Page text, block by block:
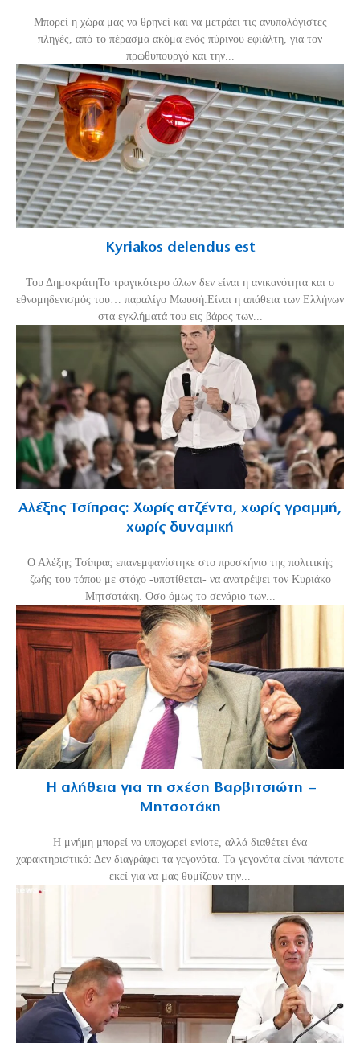
Mπορεί η χώρα μας να θρηνεί και να μετράει τις ανυπολόγιστες
πληγές, από το πέρασμα ακόμα ενός πύρινου εφιάλτη, για τον
πρωθυπουργό και την...
Kyriakos delendus est
Του ΔημοκράτηΤο τραγικότερο όλων δεν είναι η ανικανότητα και ο
εθνομηδενισμός του… παραλίγο Μωυσή.Είναι η απάθεια των Ελλήνων
στα εγκλήματά του εις βάρος των...
Αλέξης Τσίπρας: Χωρίς ατζέντα, χωρίς γραμμή,
χωρίς δυναμική
Ο Αλέξης Τσίπρας επανεμφανίστηκε στο προσκήνιο της πολιτικής
ζωής του τόπου με στόχο -υποτίθεται- να ανατρέψει τον Κυριάκο
Μητσοτάκη. Οσο όμως το σενάριο των...
Η αλήθεια για τη σχέση Βαρβιτσιώτη –
Μητσοτάκη
H μνήμη μπορεί να υποχωρεί ενίοτε, αλλά διαθέτει ένα
χαρακτηριστικό: Δεν διαγράφει τα γεγονότα. Τα γεγονότα είναι πάντοτε
εκεί για να μας θυμίζουν την...